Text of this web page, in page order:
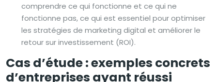
comprendre ce qui fonctionne et ce qui ne
fonctionne pas, ce qui est essentiel pour optimiser
les stratégies de marketing digital et améliorer le
retour sur investissement (ROI).
Cas d’étude : exemples concrets
d’entreprises ayant réussi